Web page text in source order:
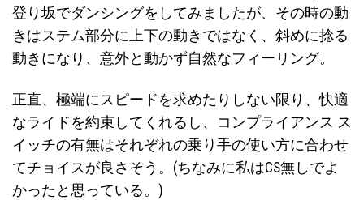
登り坂でダンシングをしてみましたが、その時の動
きはステム部分に上下の動きではなく、斜めに捻る
動きになり、意外と動かず自然なフィーリング。
正直、極端にスピードを求めたりしない限り、快適
なライドを約束してくれるし、コンプライアンス ス
イッチの有無はそれぞれの乗り手の使い方に合わせ
てチョイスが良さそう。(ちなみに私はCS無しでよ
かったと思っている。)